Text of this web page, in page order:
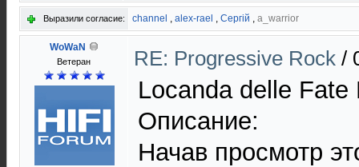
Выразили согласие: channel , alex-rael , Сергій , a_warrior
WoWaN
Ветеран RE: Progressive Rock /
Locanda delle Fate
Описание:
Начав просмотр